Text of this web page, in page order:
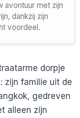
avontuur met zijn
dankzij zijn
voordeel.
dorpje
zijn familie uit de
gedreven
alleen zijn